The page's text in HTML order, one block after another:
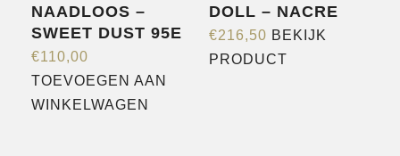
NAADLOOS –
SWEET DUST 95E
€110,00
TOEVOEGEN AAN
WINKELWAGEN
DOLL – NACRE
€216,50 BEKIJK
PRODUCT